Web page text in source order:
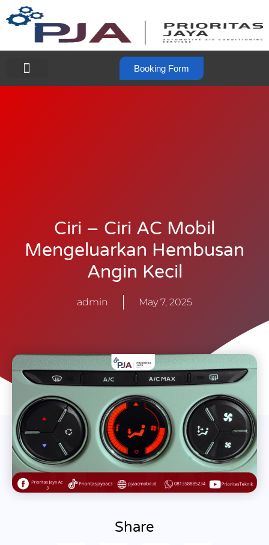
Booking Form
Ciri – Ciri AC Mobil
Mengeluarkan Hembusan
Angin Kecil
admin May 7, 2025
Share